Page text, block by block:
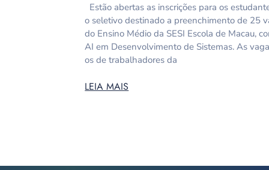
Estão abertas as inscrições para os
o seletivo destinado a preenchimento de 25
do Ensino Médio da SESI Escola de Macau,
AI em Desenvolvimento de Sistemas. As
os de trabalhadores da
LEIA MAIS